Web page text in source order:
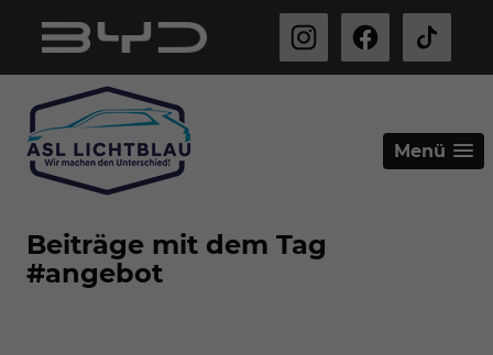
Menü
Beiträge mit dem Tag
#angebot